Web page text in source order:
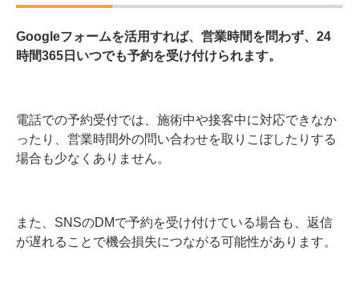
Googleフォームを活用すれば、営業時間を問わず、24
時間365日いつでも予約を受け付けられます。
電話での予約受付では、施術中や接客中に対応できなか
ったり、営業時間外の問い合わせを取りこぼしたりする
場合も少なくありません。
また、SNSのDMで予約を受け付けている場合も、返信
が遅れることで機会損失につながる可能性があります。